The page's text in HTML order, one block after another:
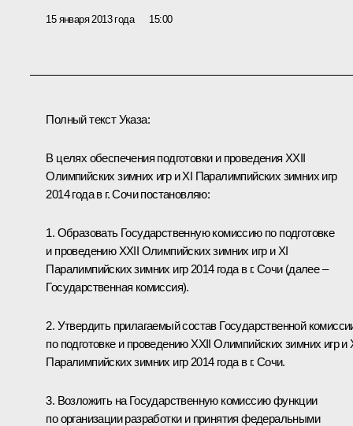
15 января 2013 года 15:00
Полный текст Указа:
В целях обеспечения подготовки и проведения XXII
Олимпийских зимних игр и XI Паралимпийских зимних игр
2014 года в г. Сочи постановляю:
1. Образовать Государственную комиссию по подготовке
и проведению XXII Олимпийских зимних игр и XI
Паралимпийских зимних игр 2014 года в г. Сочи (далее –
Государственная комиссия).
2. Утвердить прилагаемый состав Государственной
по подготовке и проведению XXII Олимпийских зимних игр и
Паралимпийских зимних игр 2014 года в г. Сочи.
3. Возложить на Государственную комиссию функции
по организации разработки и принятия федеральными